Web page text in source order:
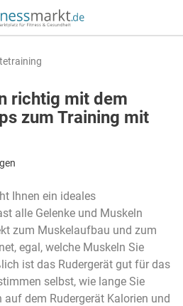
richtig mit dem
zum Training mit
Ihnen ein ideales
alle Gelenke und Muskeln
zum Muskelaufbau und zum
egal, welche Muskeln Sie
ist das Rudergerät gut für das
selbst, wie lange Sie
auf dem Rudergerät Kalorien und